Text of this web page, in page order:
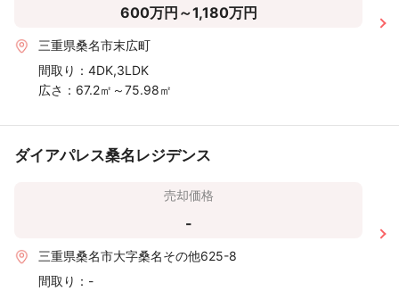
600万円～1,180万円
三重県桑名市末広町
間取り： 4DK,3LDK
広さ： 67.2㎡～75.98㎡
ダイアパレス桑名レジデンス
売却価格
-
三重県桑名市大字桑名その他625-8
間取り： -